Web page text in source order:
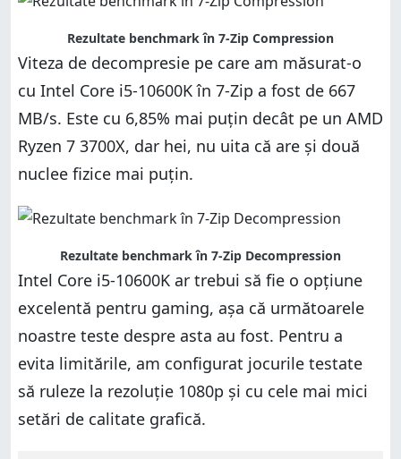
Rezultate benchmark în 7-Zip Compression
Viteza de decompresie pe care am măsurat-o
cu Intel Core i5-10600K în 7-Zip a fost de 667
MB/s. Este cu 6,85% mai puțin decât pe un AMD
Ryzen 7 3700X, dar hei, nu uita că are și două
nuclee fizice mai puțin.
Rezultate benchmark în 7-Zip Decompression
Intel Core i5-10600K ar trebui să fie o opțiune
excelentă pentru gaming, așa că următoarele
noastre teste despre asta au fost. Pentru a
evita limitările, am configurat jocurile testate
să ruleze la rezoluție 1080p și cu cele mai mici
setări de calitate grafică.